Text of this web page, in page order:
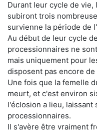
Durant leur cycle de
subiront trois
survienne la période de
Au début de leur cycle
processionnaires ne
mais uniquement pour
disposent pas encore
Une fois que la femelle
meurt, et c'est environ
l'éclosion a lieu,
processionnaires.
Il s'avère être vraiment